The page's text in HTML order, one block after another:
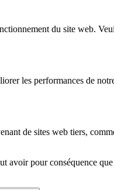
du site web.
les performances de
de sites web tiers,
avoir pour conséquence